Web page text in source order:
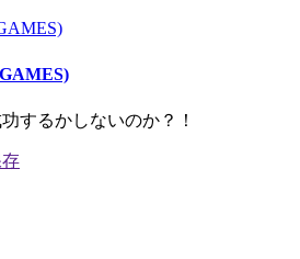
するかしないのか？！